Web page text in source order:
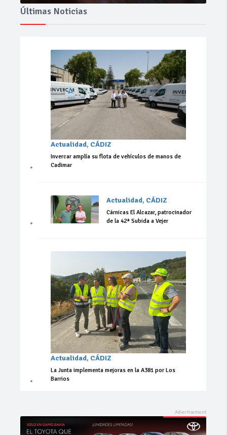
Últimas Noticias
Actualidad, CÁDIZ
Invercar amplía su flota de vehículos de manos de
Cadimar
Actualidad, CÁDIZ
Cárnicas El Alcazar, patrocinador
de la 42ª Subida a Vejer
Actualidad, CÁDIZ
La Junta implementa mejoras en la A381 por Los
Barrios